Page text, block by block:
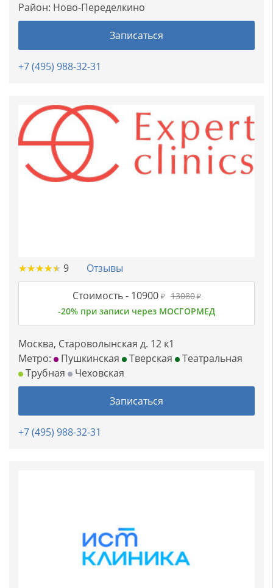
Район: Ново-Переделкино
Записаться
+7 (495) 988-32-31
★★★★★
★★★★★ 9 Отзывы
Стоимость -10900 ₽ 13080₽
-20% при записи через МОСГОРМЕД
Москва, Староволынская д. 12 к1
Метро:
Пушкинская Тверская
Театральная
Трубная
Чеховская
Записаться
+7 (495) 988-32-31